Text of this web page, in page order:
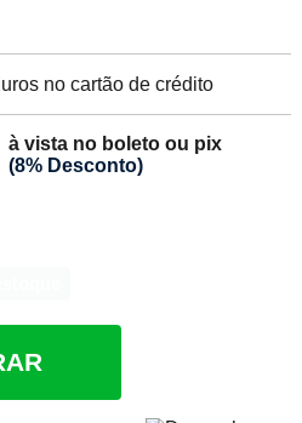
no cartão de crédito
à vista no boleto ou pix
(8% Desconto)